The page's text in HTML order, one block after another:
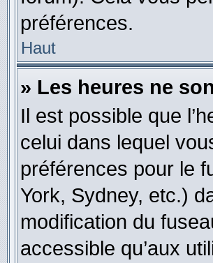
préférences.
Haut
» Les heures ne
Il est possible que
celui dans lequel
préférences pour le
York, Sydney, etc.)
modification du
accessible qu’aux